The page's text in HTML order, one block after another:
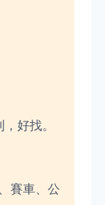
好找。
賽車、公